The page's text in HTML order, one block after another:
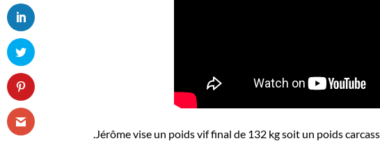
.Jérôme vise un poids vif final de 132 kg soit un poids